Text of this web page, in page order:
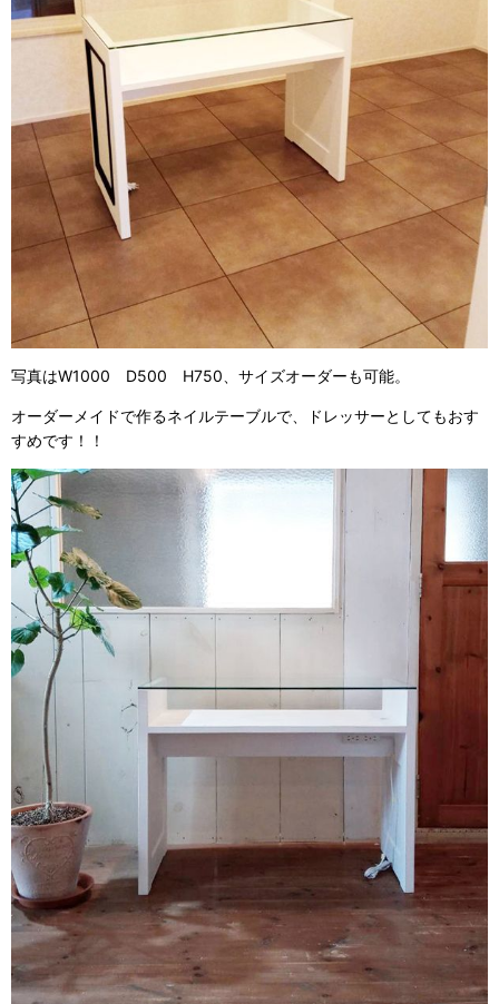
写真はW1000 D500 H750、サイズオーダーも可能。
オーダーメイドで作るネイルテーブルで、ドレッサーとしてもおす
すめです！！